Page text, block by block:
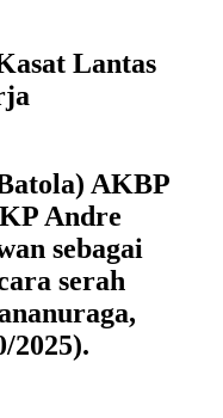
Lantas
AKBP
Andre
sebagai
serah
2025).